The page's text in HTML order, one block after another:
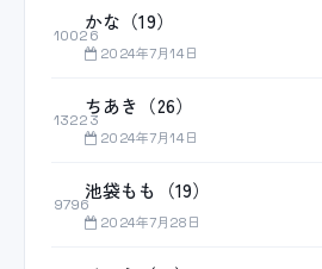
10026
かな（19）
2024年7月14日
13223
ちあき（26）
2024年7月14日
9796
池袋もも（19）
2024年7月28日